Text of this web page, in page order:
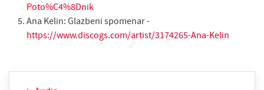
Poto%C4%8Dnik
Ana Kelin: Glazbeni spomenar -
https://www.discogs.com/artist/3174265-Ana-Kelin